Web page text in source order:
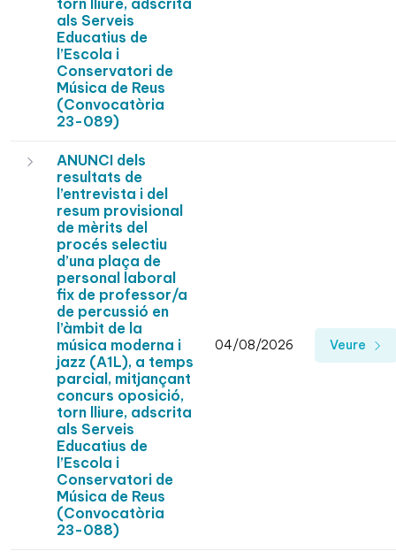
torn lliure, adscrita
als Serveis
Educatius de
l’Escola i
Conservatori de
Música de Reus
(Convocatòria
23-089)
ANUNCI dels
resultats de
l’entrevista i del
resum provisional
de mèrits del
procés selectiu
d’una plaça de
personal laboral
fix de professor/a
de percussió en
l’àmbit de la
música moderna i
jazz (A1L), a temps
parcial, mitjançant
concurs oposició,
torn lliure, adscrita
als Serveis
Educatius de
l’Escola i
Conservatori de
Música de Reus
(Convocatòria
23-088)
04/08/2026 Veure